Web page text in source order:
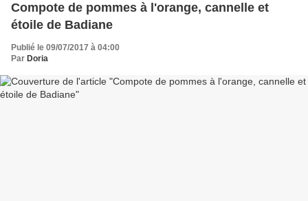
Compote de pommes à l'orange, cannelle et
étoile de Badiane
Publié le 09/07/2017 à 04:00
Par Doria